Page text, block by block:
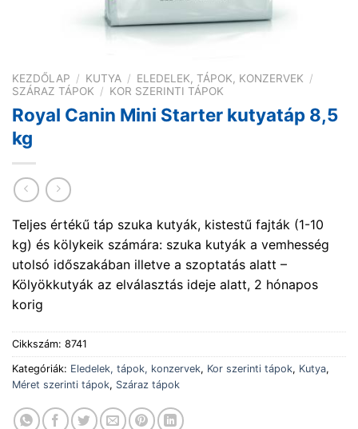
KEZDŐLAP / KUTYA / ELEDELEK, TÁPOK, KONZERVEK /
SZÁRAZ TÁPOK / KOR SZERINTI TÁPOK
Royal Canin Mini Starter kutyatáp 8,5
kg
Teljes értékű táp szuka kutyák, kistestű fajták (1-10
kg) és kölykeik számára: szuka kutyák a vemhesség
utolsó időszakában illetve a szoptatás alatt –
Kölyökkutyák az elválasztás ideje alatt, 2 hónapos
korig
Cikkszám: 8741
Kategóriák: Eledelek, tápok, konzervek, Kor szerinti tápok, Kutya,
Méret szerinti tápok, Száraz tápok